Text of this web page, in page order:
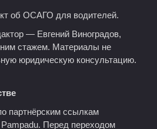
об ОСАГО для водителей.
— Евгений Виноградов,
стажем. Материалы не
юридическую консультацию.
партнёрским ссылкам
Pampadu. Перед переходом